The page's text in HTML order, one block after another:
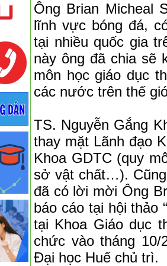
Ông Brian Micheal
lĩnh vực bóng đá,
tại nhiều quốc gia
này ông đã chia sẽ
môn học giáo dục
các nước trên thế
TS. Nguyễn Gắng
thay mặt Lãnh đạo
Khoa GDTC (quy
sở vật chất…).
đã có lời mời Ông
báo cáo tại hội thảo
tại Khoa Giáo dục
chức vào tháng 10/
Đại học Huế chủ trì.